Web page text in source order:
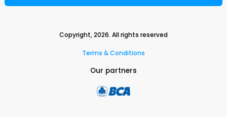
Copyright,2026. All rights reserved
Terms & Conditions
Our partners